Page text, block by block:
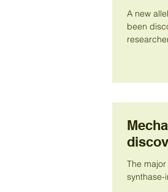
A new
been
The